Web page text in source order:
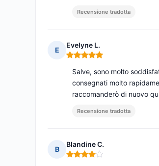
Recensione tradotta
E
Evelyne L.
Nota: 5 su 5
Salve, sono molto
consegnati molto
raccomanderò di nuovo
Recensione tradotta
B
Blandine C.
Nota: 4 su 5